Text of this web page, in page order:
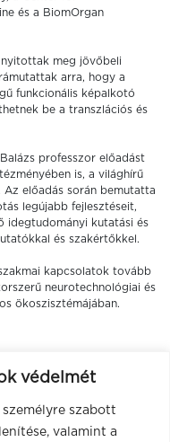
védelmét
személyre szabott
valamint a
és a BiomOrgan
meg jövőbeli
arra, hogy a
funkcionális képalkotó
be a transzlációs és
professzor előadást
is, a világhírű
Az előadás során bemutatta
legújabb fejlesztéseit,
idegtudományi kutatási és
és szakértőkkel.
kapcsolatok tovább
neurotechnológiai és
ökoszisztémájában.